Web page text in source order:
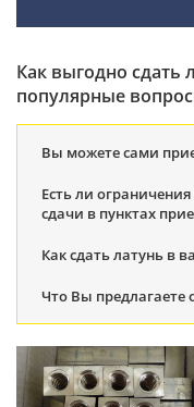
Как выгодно сдать
популярные
Вы можете сами
Есть ли
сдачи в пунктах
Как сдать латунь в
Что Вы предлагаете